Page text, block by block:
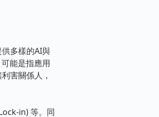
多樣的AI與
能是指應用
害關係人，
in) 等。同